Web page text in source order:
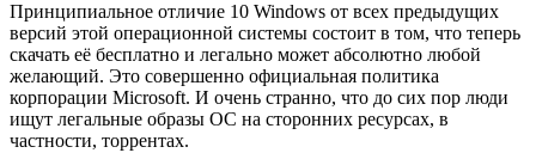
Принципиальное отличие 10 Windows от всех предыдущих
версий этой операционной системы состоит в том, что теперь
скачать её бесплатно и легально может абсолютно любой
желающий. Это совершенно официальная политика
корпорации Microsoft. И очень странно, что до сих пор люди
ищут легальные образы ОС на сторонних ресурсах, в
частности, торрентах.